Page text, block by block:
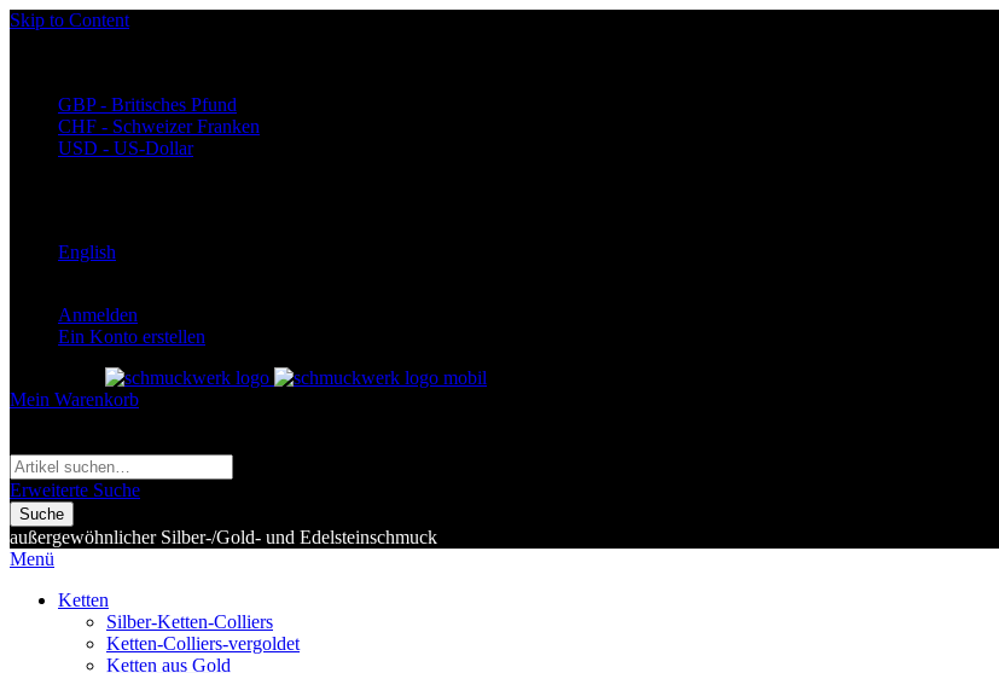
Skip to Content
GBP - Britisches Pfund
CHF - Schweizer Franken
USD - US-Dollar
English
Anmelden
Ein Konto erstellen
Mein Warenkorb
Erweiterte Suche
Suche
außergewöhnlicher Silber-/Gold- und Edelsteinschmuck
Menü
Ketten
Silber-Ketten-Colliers
Ketten-Colliers-vergoldet
Ketten aus Gold